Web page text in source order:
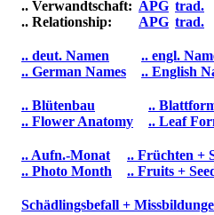
.. Verwandtschaft:
.. Relationship:
APG
APG
trad.
trad.
.. deut. Namen
.. German Names
.. engl.
.. English
.. Blütenbau
.. Flower Anatomy
..
.. Leaf
.. Aufn.-Monat
.. Photo Month
.. Früchten +
.. Fruits +
Schädlingsbefall +